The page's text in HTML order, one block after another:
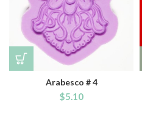
Arabesco # 4
$5.10